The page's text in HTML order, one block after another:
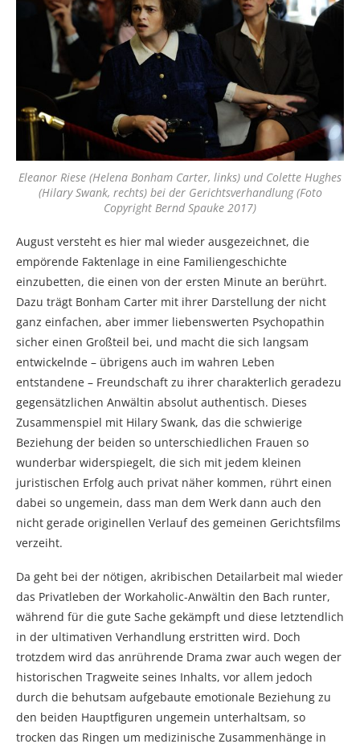
Eleanor Riese (Helena Bonham Carter, links) und Colette Hughes
(Hilary Swank, rechts) bei der Gerichtsverhandlung (Foto
Copyright Bernd Spauke 2017)
August versteht es hier mal wieder ausgezeichnet, die
empörende Faktenlage in eine Familiengeschichte
einzubetten, die einen von der ersten Minute an berührt.
Dazu trägt Bonham Carter mit ihrer Darstellung der nicht
ganz einfachen, aber immer liebenswerten Psychopathin
sicher einen Großteil bei, und macht die sich langsam
entwickelnde – übrigens auch im wahren Leben
entstandene – Freundschaft zu ihrer charakterlich geradezu
gegensätzlichen Anwältin absolut authentisch. Dieses
Zusammenspiel mit Hilary Swank, das die schwierige
Beziehung der beiden so unterschiedlichen Frauen so
wunderbar widerspiegelt, die sich mit jedem kleinen
juristischen Erfolg auch privat näher kommen, rührt einen
dabei so ungemein, dass man dem Werk dann auch den
nicht gerade originellen Verlauf des gemeinen Gerichtsfilms
verzeiht.
Da geht bei der nötigen, akribischen Detailarbeit mal wieder
das Privatleben der Workaholic-Anwältin den Bach runter,
während für die gute Sache gekämpft und diese letztendlich
in der ultimativen Verhandlung erstritten wird. Doch
trotzdem wird das anrührende Drama zwar auch wegen der
historischen Tragweite seines Inhalts, vor allem jedoch
durch die behutsam aufgebaute emotionale Beziehung zu
den beiden Hauptfiguren ungemein unterhaltsam, so
trocken das Ringen um medizinische Zusammenhänge in